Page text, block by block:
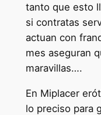
tanto que esto
si contratas
actuan con
mes aseguran
maravillas….
En Miplacer
lo preciso para